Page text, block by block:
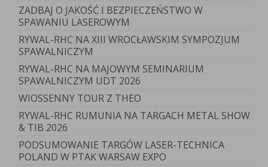
ZADBAJ O JAKOŚĆ I BEZPIECZEŃSTWO W
SPAWANIU LASEROWYM
RYWAL-RHC NA XIII WROCŁAWSKIM SYMPOZJUM
SPAWALNICZYM
RYWAL-RHC NA MAJOWYM SEMINARIUM
SPAWALNICZYM UDT 2026
WIOSSENNY TOUR Z THEO
RYWAL-RHC RUMUNIA NA TARGACH METAL SHOW
& TIB 2026
PODSUMOWANIE TARGÓW LASER-TECHNICA
POLAND W PTAK WARSAW EXPO